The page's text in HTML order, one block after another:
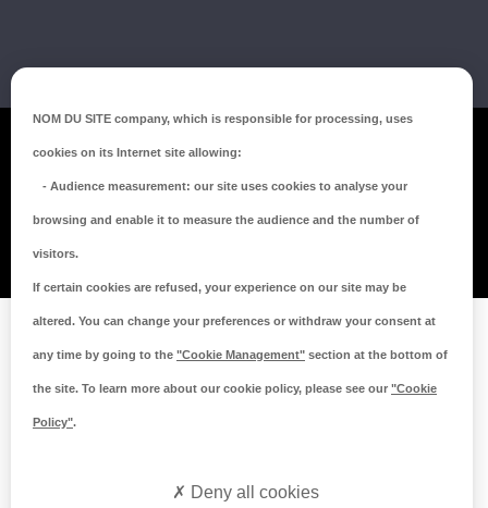
NOM DU SITE company, which is responsible for processing, uses
cookies on its Internet site allowing:
- Audience measurement: our site uses cookies to analyse your
browsing and enable it to measure the audience and the number of
visitors.
If certain cookies are refused, your experience on our site may be
altered. You can change your preferences or withdraw your consent at
any time by going to the "Cookie Management" section at the bottom of
the site. To learn more about our cookie policy, please see our "Cookie
Policy".
Deny all cookies